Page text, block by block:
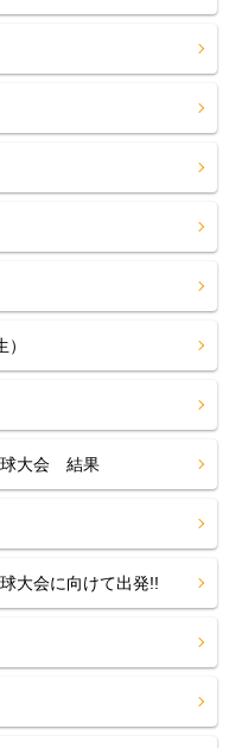
球大会 結果
大会に向けて出発!!